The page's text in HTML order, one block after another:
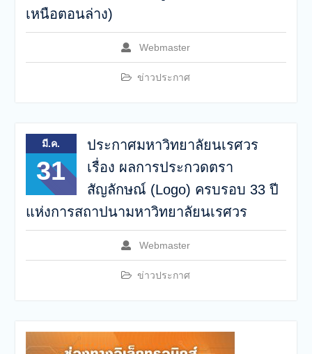
เหนือตอนล่าง)
Webmaster
ข่าวประกาศ
มี.ค.
31
ประกาศมหาวิทยาลัยนเรศวร
เรื่อง ผลการประกวดตรา
สัญลักษณ์ (Logo) ครบรอบ 33 ปี
แห่งการสถาปนามหาวิทยาลัยนเรศวร
Webmaster
ข่าวประกาศ